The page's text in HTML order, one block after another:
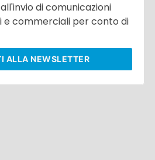
di comunicazioni
e commerciali per conto di
ALLA NEWSLETTER